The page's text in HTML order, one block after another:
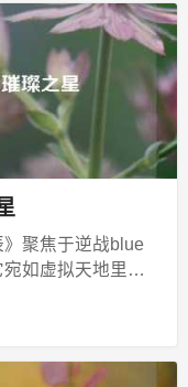
》聚焦于逆战blue
如虚拟天地里的